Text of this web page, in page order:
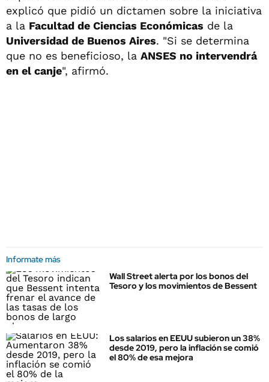
explicó que pidió un dictamen sobre la iniciativa
a la Facultad de Ciencias Económicas de la
Universidad de Buenos Aires. "Si se determina
que no es beneficioso, la ANSES no intervendrá
en el canje", afirmó.
Informate más
Wall Street alerta por los bonos del
Tesoro y los movimientos de Bessent
Los salarios en EEUU subieron un 38%
desde 2019, pero la inflación se comió
el 80% de esa mejora